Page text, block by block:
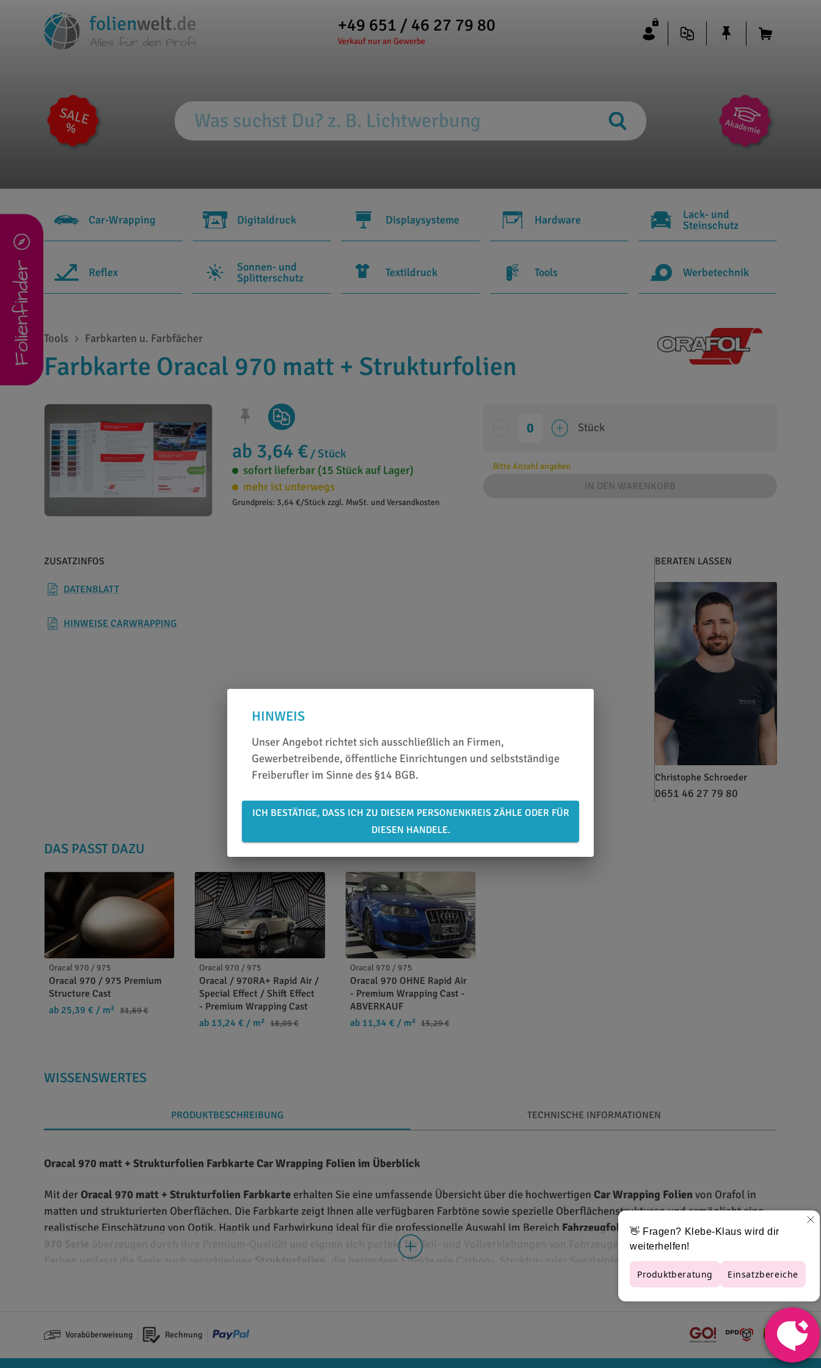
+49 651 / 46 27 79 80
Verkauf nur an Gewerbe
Car-Wrapping Digitaldruck Displaysysteme Hardware
Lack- und
Steinschutz
Reflex
Sonnen- und
Splitterschutz
Textildruck Tools Werbetechnik
Folienfinder Tools Farbkarten u. Farbfächer
Farbkarte Oracal 970 matt + Strukturfolien
ab 3,64 € / Stück
sofort lieferbar (15 Stück auf Lager)
mehr ist unterwegs
Grundpreis: 3,64 €/Stück zzgl. MwSt. und Versandkosten
Stück
Bitte Anzahl angeben
IN DEN WARENKORB
ZUSATZINFOS
DATENBLATT
HINWEISE CARWRAPPING
BERATEN LASSEN
Christophe Schroeder
0651 46 27 79 80
DAS PASST DAZU
Oracal 970 / 975
Oracal 970 / 975 Premium
Structure Cast
ab 25,39 € / m² 31,69 €
Oracal 970 / 975
Oracal / 970RA+ Rapid Air /
Special Effect / Shift Effect
- Premium Wrapping Cast
ab 13,24 € / m² 18,09 €
Oracal 970 / 975
Oracal 970 OHNE Rapid Air
- Premium Wrapping Cast -
ABVERKAUF
ab 11,34 € / m² 15,29 €
WISSENSWERTES
PRODUKTBESCHREIBUNG TECHNISCHE INFORMATIONEN
Oracal 970 matt + Strukturfolien Farbkarte Car Wrapping Folien im Überblick
Mit derOracal 970 matt + Strukturfolien Farbkarte erhalten Sie eine umfassende Übersicht über die hochwertigen Car Wrapping Folien von Orafol in
matten und strukturierten Oberflächen. Die Farbkarte zeigt Ihnen alle verfügbaren Farbtöne sowie spezielle Oberflächenstrukturen und ermöglicht eine
realistische Einschätzung von Optik, Haptik und Farbwirkung ideal für die professionelle Auswahl im Bereich Fahrzeugfolierung. Die Folien derOracal
überzeugen durch ihre Premium-Qualität und eignen sich perfekt für Teil- und Vollverklebungen von Fahrzeugen. Neben klassischen matten
, die besondere Effekte wie Carbon-, Struktur- oder Spezialoberflächen ermöglichen.
Oracal 970 Farbkarte
Vorabüberweisung Rechnung
HINWEIS
Unser Angebot richtet sich ausschließlich an Firmen,
Gewerbetreibende, öffentliche Einrichtungen und selbstständige
Freiberufler im Sinne des §14 BGB.
ICH BESTÄTIGE, DASS ICH ZU DIESEM PERSONENKREIS ZÄHLE ODER FÜR
DIESEN HANDELE.